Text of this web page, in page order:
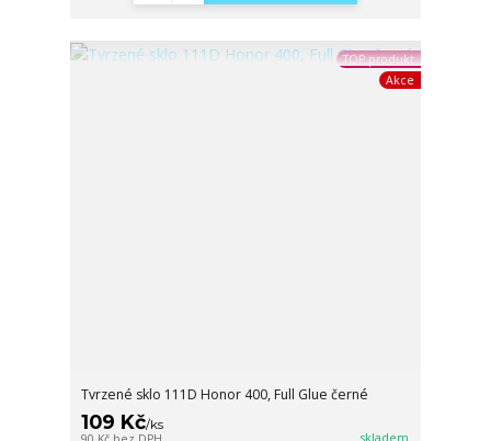
TOP produkt
Akce
Tvrzené sklo 111D Honor 400, Full Glue černé
109 Kč/ks
skladem